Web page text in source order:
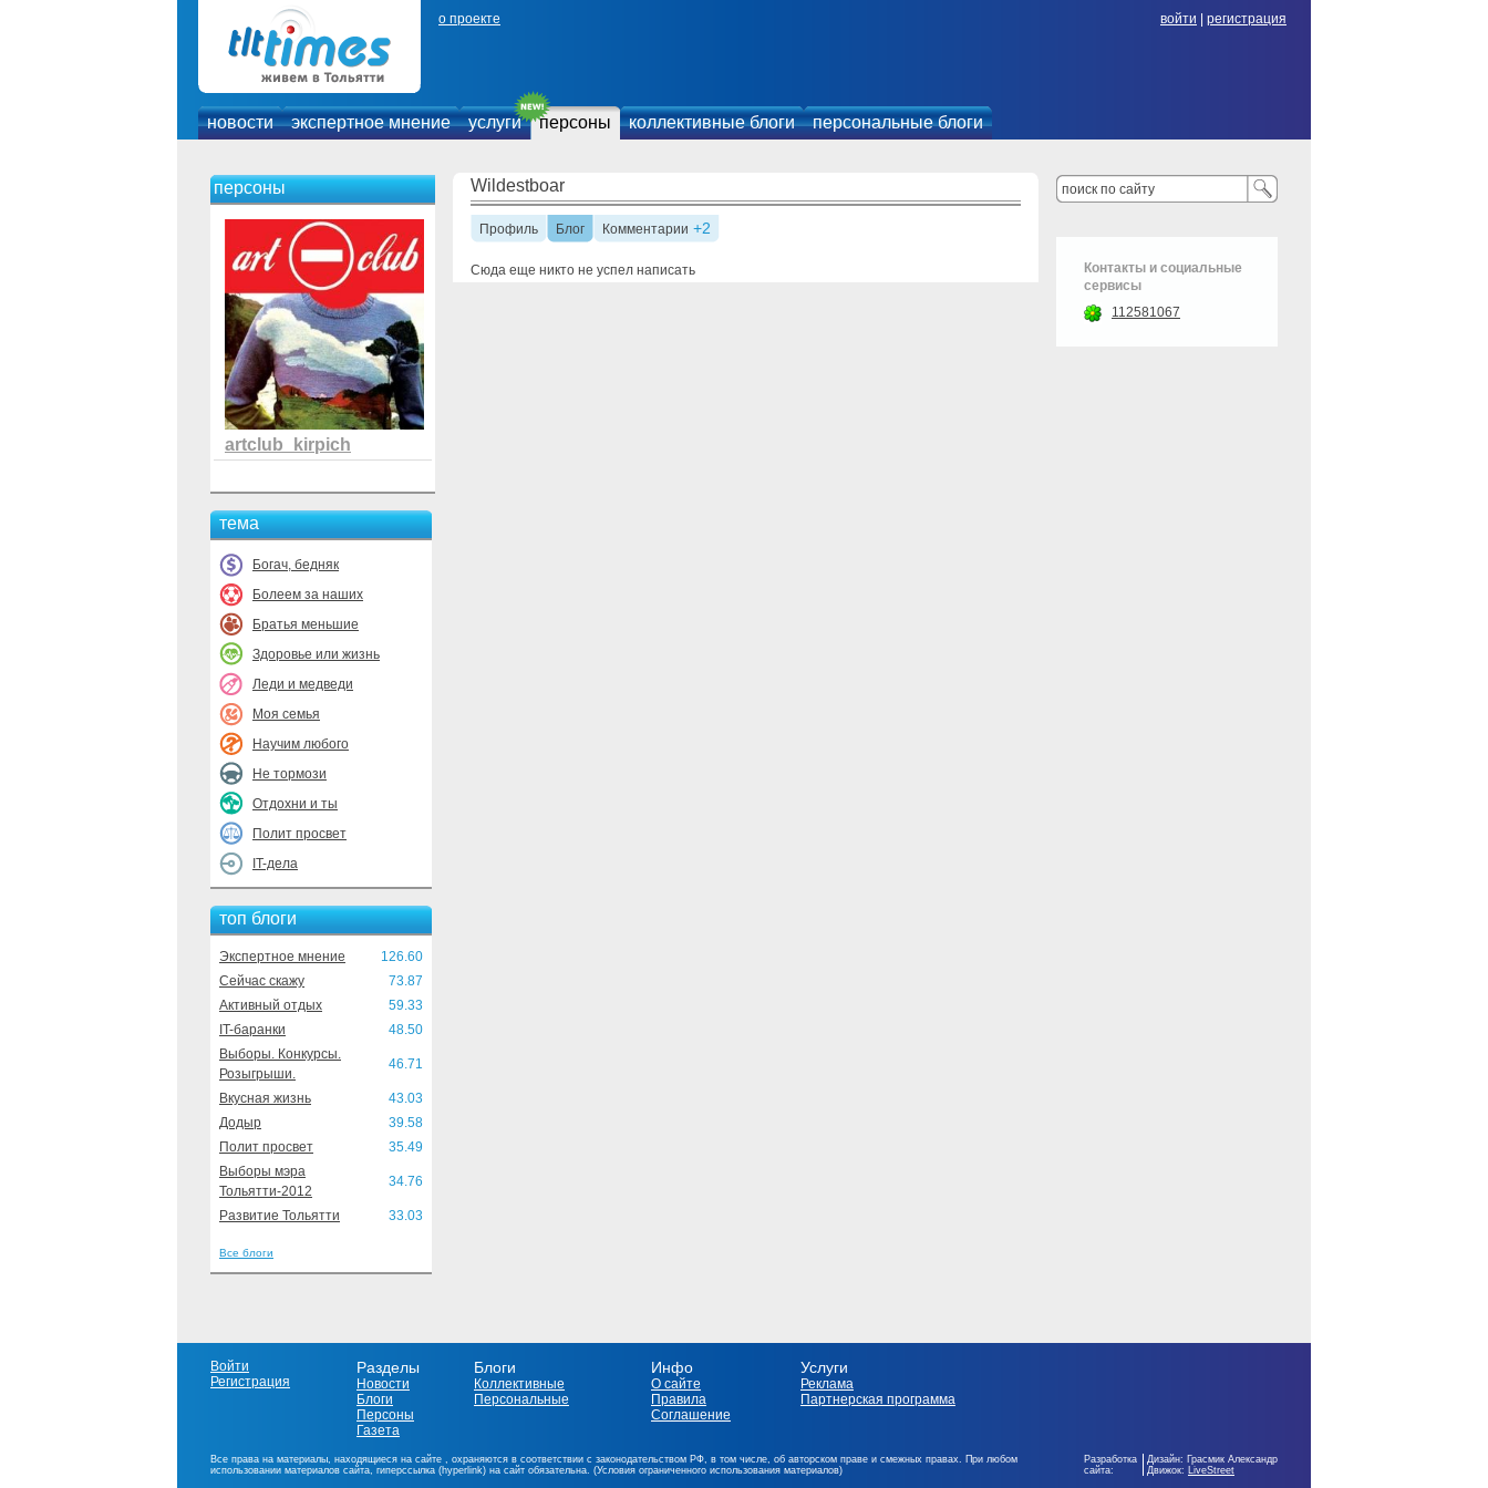
о проекте войти регистрация
новости экспертное мнение услуги персоны коллективные блоги персональные блоги
персоны
artclub_kirpich
тема
Богач, бедняк
Болеем за наших
Братья меньшие
Здоровье или жизнь
Леди и медведи
Моя семья
Научим любого
Не тормози
Отдохни и ты
Полит просвет
IT-дела
топ блоги
Экспертное мнение
126.60
Сейчас скажу
73.87
Активный отдых
59.33
IT-баранки
48.50
Выборы. Конкурсы.
Розыгрыши.
46.71
Вкусная жизнь
43.03
Додыр
39.58
Полит просвет
35.49
Выборы мэра
Тольятти-2012
34.76
Развитие Тольятти 33.03
Все блоги
Wildestboar
Профиль Блог Комментарии +2
Сюда еще никто не успел написать
Контакты и социальные
сервисы
112581067
Войти
Регистрация
Разделы
Новости
Блоги
Персоны
Газета
Блоги
Коллективные
Персональные
Инфо
О сайте
Правила
Соглашение
Услуги
Реклама
Партнерская программа
Все права на материалы, находящиеся на сайте , охраняются в соответствии с законодательством РФ, в том числе, об авторском праве и смежных правах. При любом
использовании материалов сайта, гиперссылка (hyperlink) на сайт обязательна. (Условия ограниченного использования материалов)
Разработка
сайта:
Дизайн: Грасмик Александр
Движок: LiveStreet